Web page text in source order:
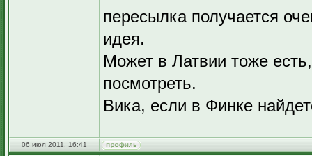
пересылка получается
идея.
Может в Латвии тоже
посмотреть.
Вика, если в Финке
06 июл 2011, 16:41